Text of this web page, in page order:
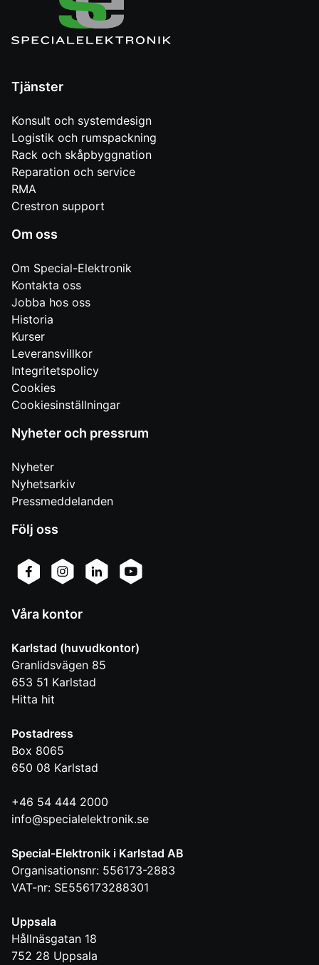
Tjänster
Konsult och systemdesign
Logistik och rumspackning
Rack och skåpbyggnation
Reparation och service
RMA
Crestron support
Om oss
Om Special-Elektronik
Kontakta oss
Jobba hos oss
Historia
Kurser
Leveransvillkor
Integritetspolicy
Cookies
Cookiesinställningar
Nyheter och pressrum
Nyheter
Nyhetsarkiv
Pressmeddelanden
Följ oss
Våra kontor
Karlstad (huvudkontor)
Granlidsvägen 85
653 51 Karlstad
Hitta hit
Postadress
Box 8065
650 08 Karlstad
+46 54 444 2000
info@specialelektronik.se
Special-Elektronik i Karlstad AB
Organisationsnr: 556173-2883
VAT-nr: SE556173288301
Uppsala
Hållnäsgatan 18
752 28 Uppsala